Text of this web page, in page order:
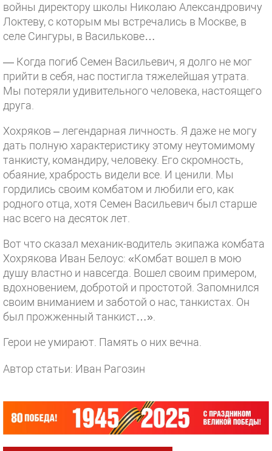
войны директору школы Николаю Александровичу
Локтеву, с которым мы встречались в Москве, в
селе Сингуры, в Василькове…
— Когда погиб Семен Васильевич, я долго не мог
прийти в себя, нас постигла тяжелейшая утрата.
Мы потеряли удивительного человека, настоящего
друга.
Хохряков – легендарная личность. Я даже не могу
дать полную характеристику этому неутомимому
танкисту, командиру, человеку. Его скромность,
обаяние, храбрость видели все. И ценили. Мы
гордились своим комбатом и любили его, как
родного отца, хотя Семен Васильевич был старше
нас всего на десяток лет.
Вот что сказал механик-водитель экипажа комбата
Хохрякова Иван Белоус: «Комбат вошел в мою
душу властно и навсегда. Вошел своим примером,
вдохновением, добротой и простотой. Запомнился
своим вниманием и заботой о нас, танкистах. Он
был прожженный танкист…».
Герои не умирают. Память о них вечна.
Автор статьи: Иван Рагозин